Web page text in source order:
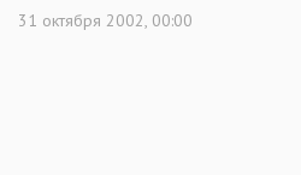
31 октября 2002, 00:00